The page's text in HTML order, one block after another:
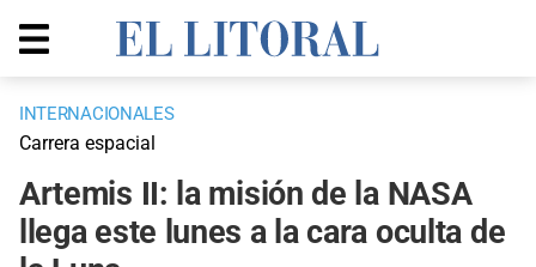
INTERNACIONALES
Carrera espacial
Artemis II: la misión de la NASA
llega este lunes a la cara oculta de